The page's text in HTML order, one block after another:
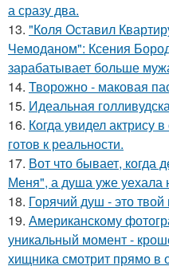
а сразу два.
13. "Коля Оставил
Чемоданом": Ксения
зарабатывает больше
14. Творожно - маковая
15. Идеальная
16. Когда увидел
готов к реальности.
17. Вот что бывает, когда
Меня", а душа уже уехала
18. Горячий душ - это твой
19. Американскому
уникальный момент -
хищника смотрит прямо в